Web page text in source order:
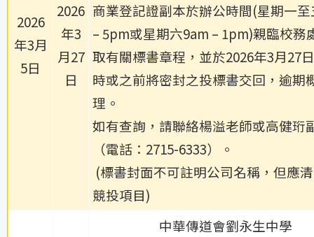
2026
年3月
5日
2026
年3
月27
日
商業登記證副本於辦公時間(星期一
– 5pm或星期六9am – 1pm)親臨校務
取有關標書章程，並於2026年3月27
時或之前將密封之投標書交回，逾期
理。
如有查詢，請聯絡楊溢老師或高健珩
（電話：2715-6333）。
(標書封面不可註明公司名稱，但應
競投項目)
中華傳道會劉永生中學